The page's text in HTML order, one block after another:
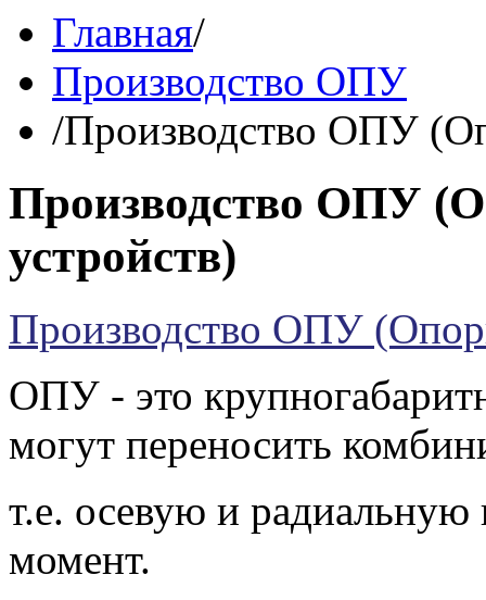
Главная/
Производство ОПУ
/Производство ОПУ
Производство ОПУ
устройств)
Производство ОПУ
ОПУ - это
могут переносить
т.е. осевую и
момент.